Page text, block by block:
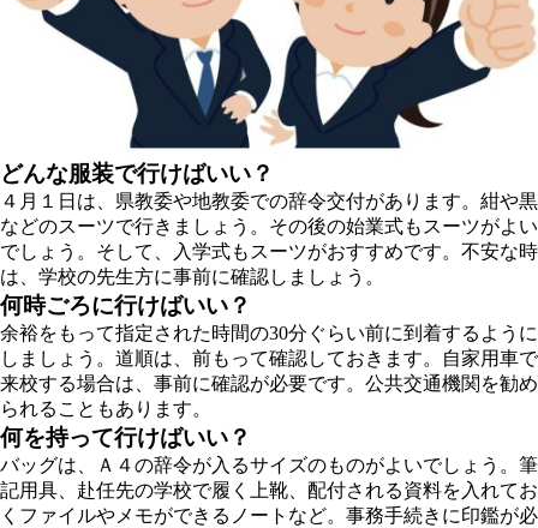
どんな服装で行けばいい？
４月１日は、県教委や地教委での辞令交付があります。 紺や黒
などのスーツで行きましょう。その後の始業式もスーツがよい
でしょう。そして、入学式もスーツがおすすめです。不安な時
は、学校の先生方に事前に確認しましょう。
何時ごろに行けばいい？
余裕をもって指定された時間の30分ぐらい前に到着するように
しましょう。道順は、前もって確認しておきます。自家用車で
来校する場合は、事前に確認が必要です。公共交通機関を勧め
られることもあります。
何を持って行けばいい？
バッグは、Ａ４の辞令が入るサイズのものがよいでしょう。筆
記用具、赴任先の学校で履く上靴、配付される資料を入れてお
くファイルやメモができるノートなど。事務手続きに印鑑が必